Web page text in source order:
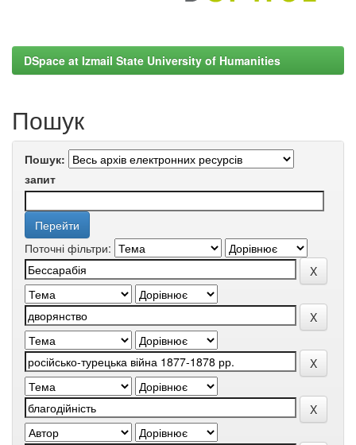
DSpace at Izmail State University of Humanities
Пошук
Пошук:
запит
Поточні фільтри: